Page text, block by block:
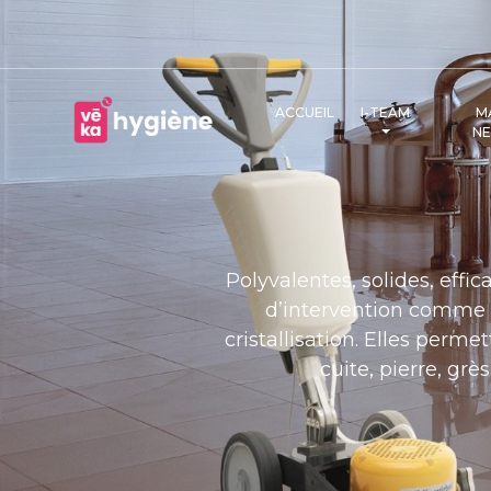
ACCUEIL I-TEAM
Polyvalentes, solides,
d’intervention comme
cristallisation. Elles
cuite, pierre,